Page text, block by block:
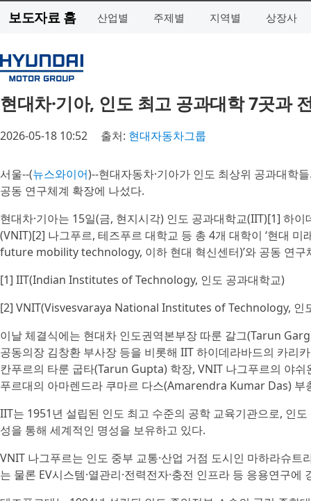
보도자료 홈 산업별 주제별 지역별 상장사
현대차·기아, 인도 최고 공과대학 7곳과
2026-05-18 10:52 출처: 현대자동차그룹
서울--(뉴스와이어)--현대자동차·기아가 인도 최상위 공과대학
공동 연구체계 확장에 나섰다.
현대차·기아는 15일(금, 현지시각) 인도 공과대학교(IIT)[1] 하
(VNIT)[2] 나그푸르, 테즈푸르 대학교 등 총 4개 대학이 ‘현대
future mobility technology, 이하 현대 혁신센터)’와 공동 연구
[1] IIT(Indian Institutes of Technology, 인도 공과대학교)
[2] VNIT(Visvesvaraya National Institutes of Technology, 인
이날 체결식에는 현대차 인도권역본부장 따룬 갈그(Tarun
공동의장 김창환 부사장 등을 비롯해 IIT 하이데라바드의 카
칸푸르의 타룬 굽타(Tarun Gupta) 학장, VNIT 나그푸르의 야
푸르대의 아마렌드라 쿠마르 다스(Amarendra Kumar Das) 부
IIT는 1951년 설립된 인도 최고 수준의 공학 교육기관으로, 인
성을 통해 세계적인 명성을 보유하고 있다.
VNIT 나그푸르는 인도 중부 교통·산업 거점 도시인 마하라슈
는 물론 EV시스템·열관리·전력전자·충전 인프라 등 응용연구에